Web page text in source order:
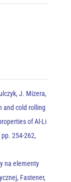
J. Mizera,
and cold rolling
of Al-Li
254-262,
na elementy
Fastener,